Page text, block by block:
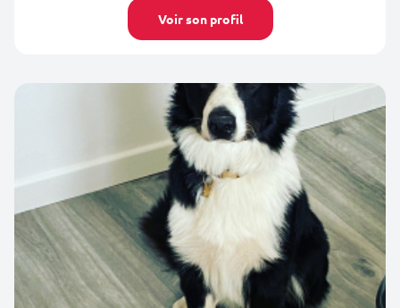
Voir son profil